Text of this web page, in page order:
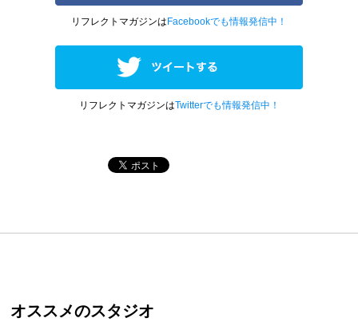
リフレクトマガジンは Facebookでも情報発信中！
リフレクトマガジンはTwitterでも情報発信中！
オススメのスタジオ